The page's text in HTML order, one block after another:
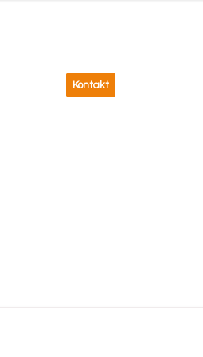
Kontakt